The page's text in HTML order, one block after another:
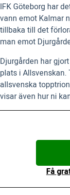
IFK Göteborg har
vann emot Kalmar
tillbaka till det
man emot
Djurgården har
plats i Allsvenskan.
allsvenska
visar även hur ni
Få